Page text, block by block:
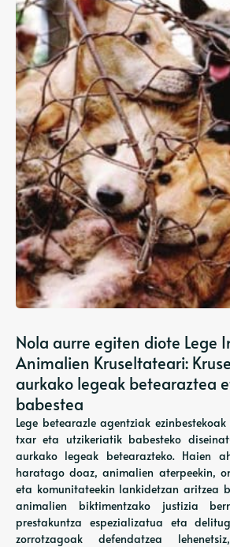
Nola aurre egiten diote Lege
Animalien Kruseltateari:
aurkako legeak betearaztea
babestea
Lege betearazle agentziak
txar eta utzikeriatik babesteko
aurkako legeak betearazteko. Haien
haratago doaz, animalien aterpeekin,
eta komunitateekin lankidetzan aritzea
animalien biktimentzako justizia
prestakuntza espezializatua eta
zorrotzagoak defendatzea